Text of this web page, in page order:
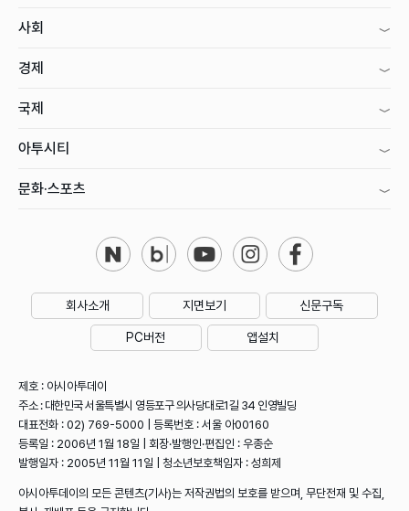
사회
경제
국제
아투시티
문화·스포츠
회사소개 지면보기 신문구독
PC버전 앱설치
제호 : 아시아투데이
주소 : 대한민국 서울특별시 영등포구 의사당대로1길 34 인영빌딩
대표전화 : 02) 769-5000 | 등록번호 : 서울 아00160
등록일 : 2006년 1월 18일 | 회장·발행인·편집인 : 우종순
발행일자 : 2005년 11월 11일 | 청소년보호책임자 : 성희제
아시아투데이의 모든 콘텐츠(기사)는 저작권법의 보호를 받으며, 무단전재 및 수집,